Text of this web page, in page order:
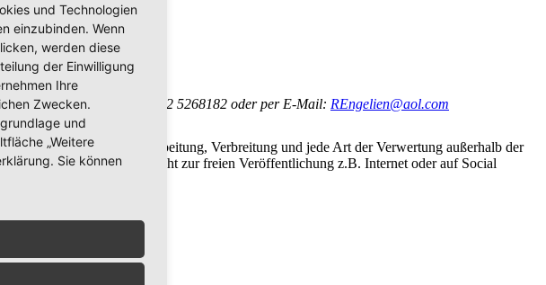
2244 874014 bzw. +49 172 5268182 oder per E-Mail: REngelien@aol.com
Die Vervielfältigung, Bearbeitung, Verbreitung und jede Art der Verwertung außerhalb der
verfassen Artikel nicht zur freien Veröffentlichung z.B. Internet oder auf Social
und Technologien
einzubinden. Wenn
werden diese
der Einwilligung
Ihre
Zwecken.
und
„Weitere
Sie können